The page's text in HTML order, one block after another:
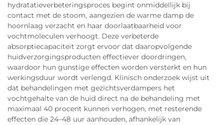
hydratatieverbeteringsproces begint onmiddellijk bij
contact met de stoom, aangezien de warme damp de
hoornlaag verzacht en haar doorlaatbaarheid voor
vochtmoleculen verhoogt. Deze verbeterde
absorptiecapaciteit zorgt ervoor dat daaropvolgende
huidverzorgingsproducten effectiever doordringen,
waardoor hun gunstige effecten worden versterkt en hun
werkingsduur wordt verlengd. Klinisch onderzoek wijst uit
dat behandelingen met gezichtsverdampers het
vochtgehalte van de huid direct na de behandeling met
maximaal 40 procent kunnen verhogen, met resterende
effecten die 24–48 uur aanhouden, afhankelijk van